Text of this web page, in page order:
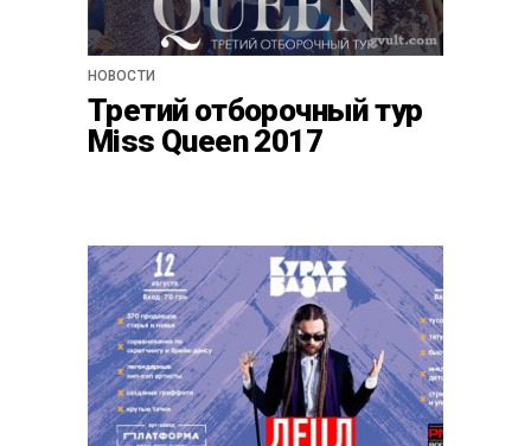
НОВОСТИ
Третий отборочный тур
Miss Queen 2017